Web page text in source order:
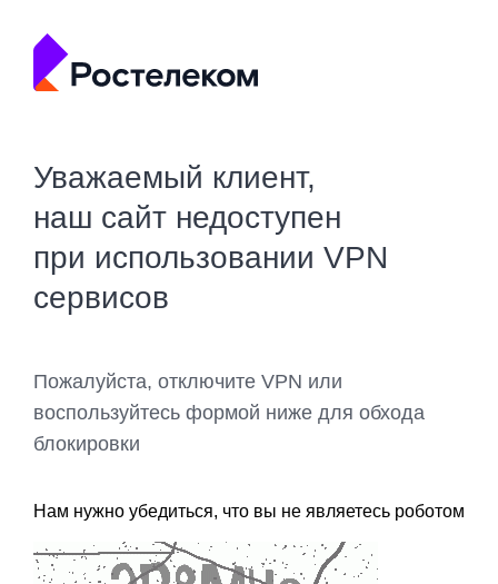
Уважаемый клиент,
наш сайт недоступен
при использовании VPN
сервисов
Пожалуйста, отключите VPN или
воспользуйтесь формой ниже для обхода
блокировки
Нам нужно убедиться, что вы не являетесь роботом